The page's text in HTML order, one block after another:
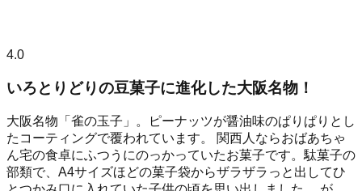
4.0
いろとりどりの豆菓子に進化した大阪名物！
大阪名物「雀の玉子」。ピーナッツが醤油味のぱりぱりとし
たコーティングで覆われています。 関西人ならおばあちゃ
ん宅の食卓にふつうにのっかっていたお菓子です。駄菓子の
部類で、A4サイズほどの菓子袋からザラザラっと出してひ